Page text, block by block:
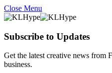
Close Menu
Subscribe to Updates
Get the latest creative news from
business.